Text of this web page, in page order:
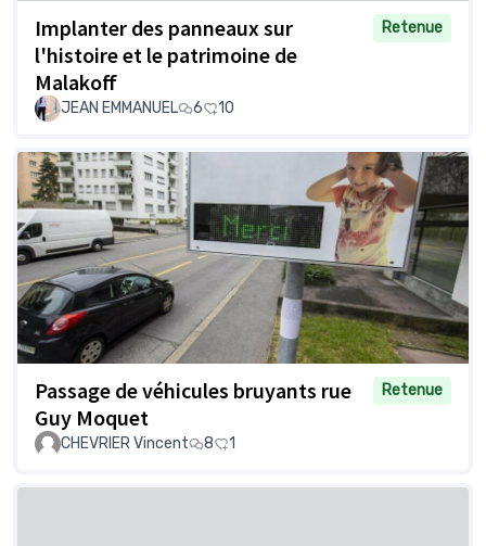
Implanter des panneaux sur
l'histoire et le patrimoine de
Malakoff
Retenue
JEAN EMMANUEL 6 10
Passage de véhicules bruyants rue
Guy Moquet
Retenue
CHEVRIER Vincent 8 1